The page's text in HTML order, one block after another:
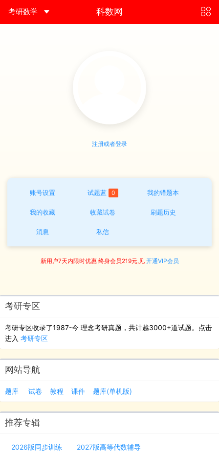
考研数学 科数网
注册或者登录
账号设置 试题蓝 0 我的错题本
我的收藏 收藏试卷 刷题历史
消息 私信
新用户7天内限时优惠 终身会员219元,见 开通VIP会员
考研专区
考研专区收录了1987-今 理念考研真题，共计越3000+道试题。点击
进入 考研专区
网站导航
题库 试卷 教程 课件 题库(单机版)
推荐专辑
2026版同步训练
2027版高等代数辅导